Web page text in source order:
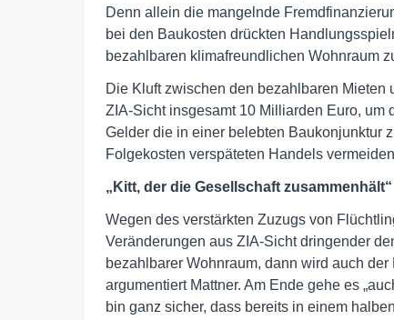
Denn allein die mangelnde
bei den Baukosten drückten
bezahlbaren klimafreundlichen Wohnraum
Die Kluft zwischen den bezahlbaren Mieten
ZIA-Sicht insgesamt 10 Milliarden Euro, um
Gelder die in einer belebten Baukonjunktur
Folgekosten verspäteten Handels
„Kitt, der die Gesellschaft zusammenhält“
Wegen des verstärkten Zuzugs von
Veränderungen aus ZIA-Sicht dringender
bezahlbarer Wohnraum, dann wird auch
argumentiert Mattner. Am Ende gehe es
bin ganz sicher, dass bereits in einem